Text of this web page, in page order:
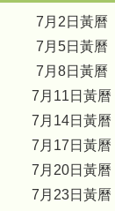
7月2日黃曆
7月5日黃曆
7月8日黃曆
7月11日黃曆
7月14日黃曆
7月17日黃曆
7月20日黃曆
7月23日黃曆